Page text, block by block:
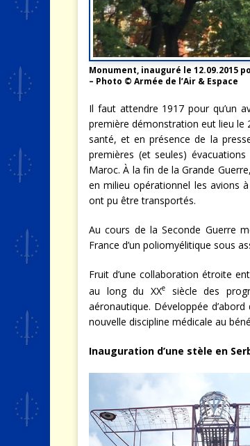
Monument, inauguré le 12.09.2015
– Photo © Armée de l’Air & Espace
Il faut attendre 1917 pour qu’un
première démonstration eut lieu le
santé, et en présence de la
premières (et seules)
Maroc. À la fin de la Grande
en milieu opérationnel les avions
ont pu être transportés.
Au cours de la Seconde Guerre
France d’un poliomyélitique sous
Fruit d’une collaboration étroite
au long du XXe
siècle des
aéronautique. Développée
nouvelle discipline médicale au
Inauguration d’une stèle en